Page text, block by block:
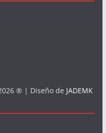
® | Diseño de JADEMK